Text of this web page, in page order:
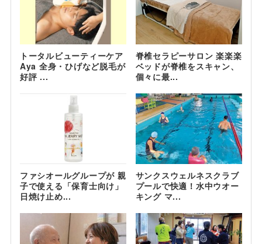
トータルビューティーケア
Aya 全身・ひげなど脱毛が
好評 ...
脊椎セラピーサロン 楽楽楽
ベッドが脊椎をスキャン、
個々に最...
ファシオールグループが 親
子で使える「保育士向け」
日焼け止め...
サンクスウェルネスクラブ
プールで快適！水中ウオー
キング マ...